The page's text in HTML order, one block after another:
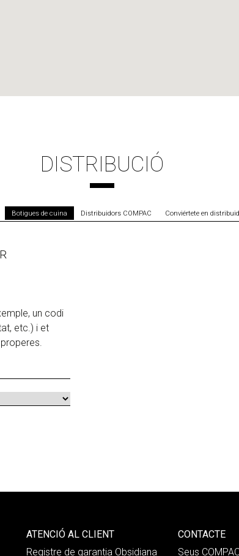
DISTRIBUCIÓ
Botigues de cuina Distribuidors COMPAC Conviértete en
un codi
etc.) i et
ATENCIÓ AL CLIENT
Registre de garantia Obsidiana
CONTACTE
Seus